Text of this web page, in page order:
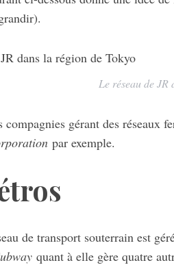
Le réseau de JR
compagnies gérant des réseaux
par exemple.
de transport souterrain est
quant à elle gère quatre
e
o
: